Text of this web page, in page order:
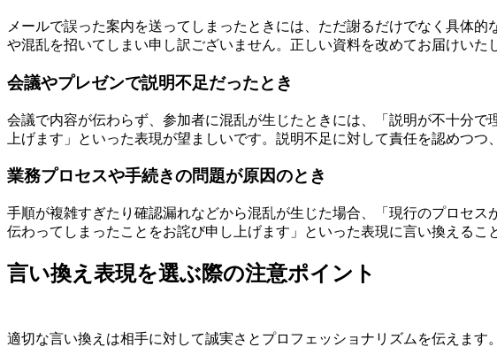
メールで誤った案内を送ってしまったときには、ただ謝るだけでなく具体
や混乱を招いてしまい申し訳ございません。正しい資料を改めてお届けい
会議やプレゼンで説明不足だったとき
会議で内容が伝わらず、参加者に混乱が生じたときには、「説明が不十分
上げます」といった表現が望ましいです。説明不足に対して責任を認めつ
業務プロセスや手続きの問題が原因のとき
手順が複雑すぎたり確認漏れなどから混乱が生じた場合、「現行のプロセ
伝わってしまったことをお詫び申し上げます」といった表現に言い換える
言い換え表現を選ぶ際の注意ポイント
適切な言い換えは相手に対して誠実さとプロフェッショナリズムを伝えま